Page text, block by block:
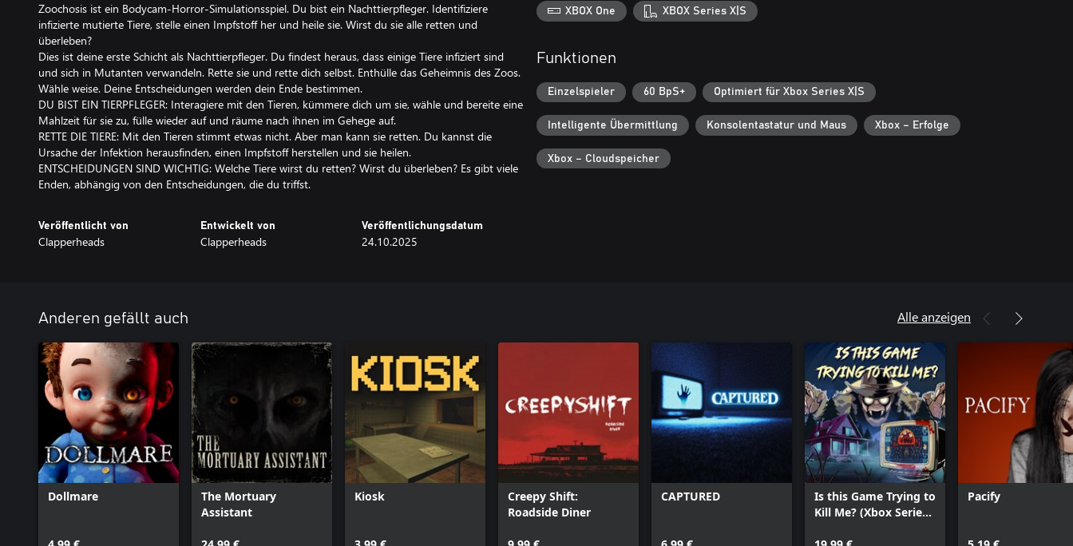
Zoochosis ist ein Bodycam-Horror-Simulationsspiel. Du bist ein Nachttierpfleger. Identifiziere
infizierte mutierte Tiere, stelle einen Impfstoff her und heile sie. Wirst du sie alle retten und
überleben?
Dies ist deine erste Schicht als Nachttierpfleger. Du findest heraus, dass einige Tiere infiziert sind
und sich in Mutanten verwandeln. Rette sie und rette dich selbst. Enthülle das Geheimnis des Zoos.
Wähle weise. Deine Entscheidungen werden dein Ende bestimmen.
DU BIST EIN TIERPFLEGER: Interagiere mit den Tieren, kümmere dich um sie, wähle und bereite eine
Mahlzeit für sie zu, fülle wieder auf und räume nach ihnen im Gehege auf.
RETTE DIE TIERE: Mit den Tieren stimmt etwas nicht. Aber man kann sie retten. Du kannst die
Ursache der Infektion herausfinden, einen Impfstoff herstellen und sie heilen.
ENTSCHEIDUNGEN SIND WICHTIG: Welche Tiere wirst du retten? Wirst du überleben? Es gibt viele
Enden, abhängig von den Entscheidungen, die du triffst.
Veröffentlicht von
Clapperheads
Entwickelt von
Clapperheads
Veröffentlichungsdatum
24.10.2025
XBOX One XBOX Series X|S
Funktionen
Einzelspieler 60 BpS+ Optimiert für Xbox Series X|S
Intelligente Übermittlung Konsolentastatur und Maus Xbox – Erfolge
Xbox – Cloudspeicher
Anderen gefällt auch Alle anzeigen
Dollmare
The Mortuary
Assistant
Kiosk
Creepy Shift:
Roadside Diner
CAPTURED
Is this Game Trying to
Kill Me? (Xbox Series
Pacify